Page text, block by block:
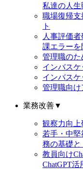
私達の人生
職場復帰
ト
人事評価
課エラーを
管理職の
インバスケ
インバスケ
管理職向
業務改善▼
観察力向上
若手・中
務の基礎
教員向け
ChatGPT活